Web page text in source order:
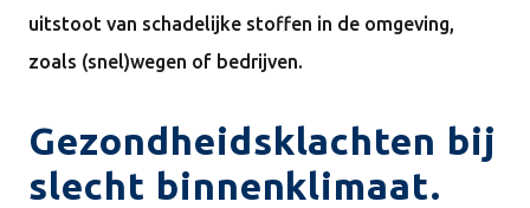
uitstoot van schadelijke stoffen in de omgeving,
zoals (snel)wegen of bedrijven.
Gezondheidsklachten bij
slecht binnenklimaat.